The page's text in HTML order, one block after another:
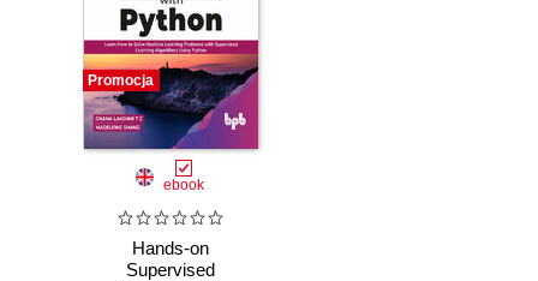
Promocja
ebook
Hands-on
Supervised